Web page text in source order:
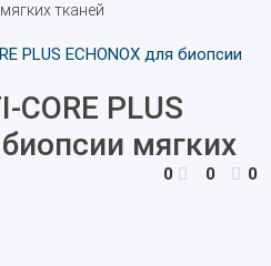
тканей
CORE PLUS
мягких
0 0 0